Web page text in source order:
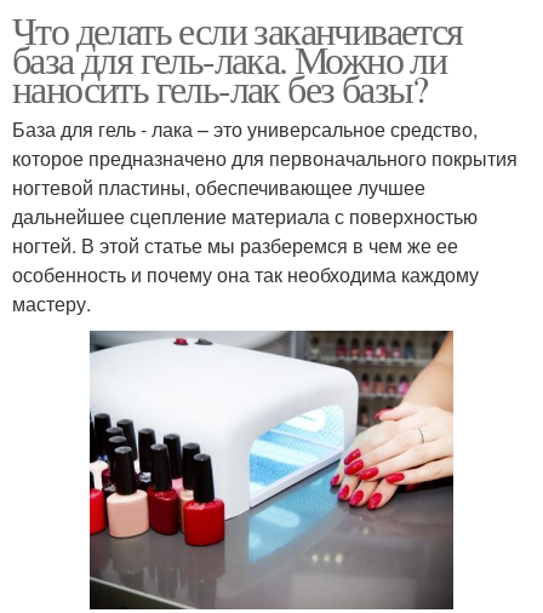
Что делать если заканчивается
база для гель-лака. Можно ли
наносить гель-лак без базы?
База для гель - лака – это универсальное средство,
которое предназначено для первоначального покрытия
ногтевой пластины, обеспечивающее лучшее
дальнейшее сцепление материала с поверхностью
ногтей. В этой статье мы разберемся в чем же ее
особенность и почему она так необходима каждому
мастеру.